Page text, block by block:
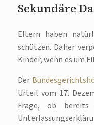
Sekundäre
Eltern haben
schützen. Daher
Kinder, wenn es um
Der
Urteil vom 17.
Frage, ob bereits